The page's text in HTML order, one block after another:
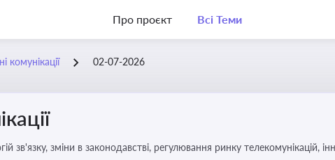
Про проєкт Всі Теми
комунікації 02-07-2026
зв'язку, зміни в законодавстві, регулювання ринку телекомунікацій,